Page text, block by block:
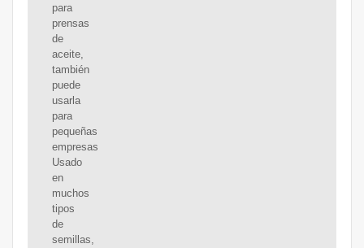
para
prensas
de
aceite,
también
puede
usarla
para
pequeñas
empresas
Usado
en
muchos
tipos
de
semillas,